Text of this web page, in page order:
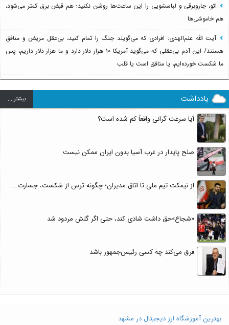
اتو، جاروبرقی و لباسشویی را این ساعت‌ها روشن نکنید؛ هم قبض برق کمتر می‌شود،
هم خاموشی‌ها
آیت الله علم‌الهدی: افرادی که می‌گویند جنگ را تمام کنید، بی‌عقل مریض و منافق
هستند/ این آدم بی‌عقلی که می‌گوید آمریکا ۱۰ هزار دلار دارد و ما هزار دلار داریم، پس
ما شکست خورده‌ایم، یا منافق است یا قلب
یادداشت بيشتر ...
آیا سرعت گرانی واقعاً کم شده است؟
صلح پایدار در غرب آسیا بدون ایران ممکن نیست
از نیمکت تیم ملی تا اتاق مدیران؛ چگونه ترس از شکست، جسارت...
«شجاع»حق داشت شادی کند، حتی اگر گلش مردود شد
فرق می‌کند چه کسی رئیس‌جمهور باشد
بهترین آموزشگاه ارز دیجیتال در مشهد